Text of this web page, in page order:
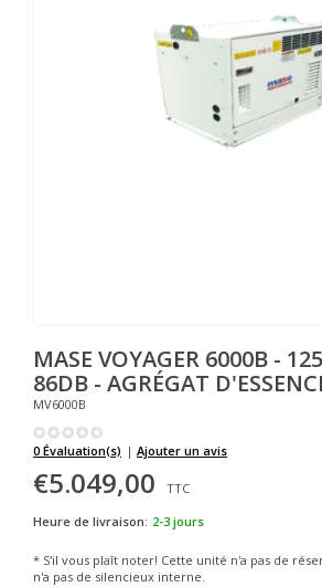
MASE VOYAGER 6000B -
86DB - AGRÉGAT
MV6000B
0 Évaluation(s) | Ajouter un avis
€5.049,00
TTC
Heure de livraison: 2-3 jours
* S'il vous plaît noter! Cette unité n'a pas de
n'a pas de silencieux interne.